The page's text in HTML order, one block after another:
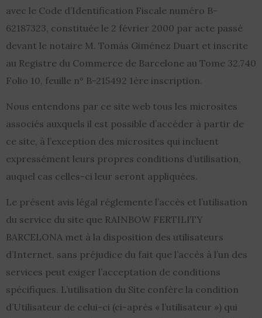
avec le Code d’Identification Fiscale numéro B-
62187323, constituée le 2 février 2000 par acte passé
devant le notaire M. Tomás Giménez Duart et inscrite
au Registre du Commerce de Barcelone au Tome 32.740
Folio 10, feuille n° B-215492 1ère inscription.
Nous entendons par ce site web tous les microsites
associés auxquels il est possible d’accéder à partir de
ce site, à l’exception des microsites qui incluent
expressément leurs propres conditions d’utilisation,
auquel cas celles-ci leur seront appliquées.
Le présent avis légal réglemente l’accès et l’utilisation
du service du site que RAINBOW FERTILITY
BARCELONA met à la disposition des utilisateurs
d’Internet, sans préjudice du fait que l’accès à l’un des
services peut exiger l’acceptation de conditions
spécifiques. L’utilisation du Site confère la condition
d’Utilisateur de celui-ci (ci-après « l’utilisateur ») qui